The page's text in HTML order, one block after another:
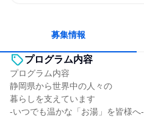
募集情報
プログラム内容
プログラム内容
静岡県から世界中の人々の
暮らしを支えています
-いつでも温かな「お湯」を皆様へ-